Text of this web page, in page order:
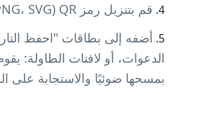
قم بتنزيل رمز QR (PNG، SVG، أو PDF)
أضفه إلى بطاقات "احفظ
الدعوات، أو لافتات الطاولة:
بمسحها ضوئيًا والاستجابة على